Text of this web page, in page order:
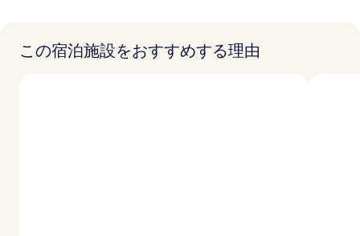
この宿泊施設をおすすめする理由